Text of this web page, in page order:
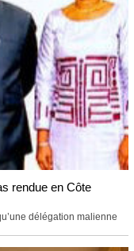
rendue en Côte
délégation malienne